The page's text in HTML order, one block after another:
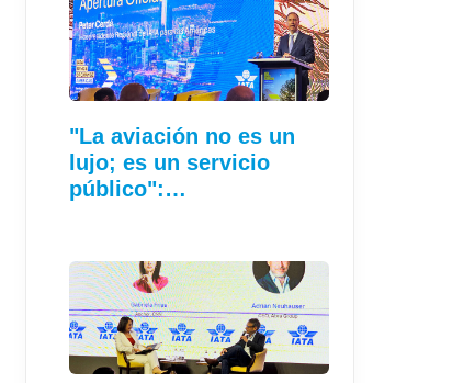
"La aviación no es un
lujo; es un servicio
público":…